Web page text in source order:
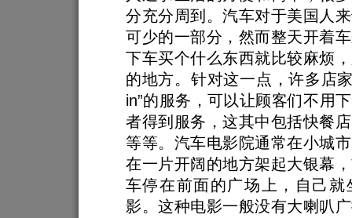
分充分周到。汽车对于美国人
可少的一部分，然而整天开着
下车买个什么东西就比较麻烦
的地方。针对这一点，许多店
in”的服务，可以让顾客们不用
者得到服务，这其中包括快餐
等等。汽车电影院通常在小城
在一片开阔的地方架起大银幕
车停在前面的广场上，自己就
影。这种电影一般没有大喇叭